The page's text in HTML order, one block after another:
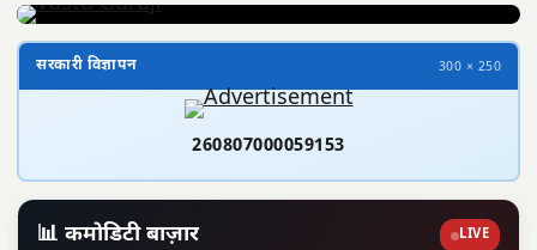
सरकारी विज्ञापन 300 × 250
260807000059153
📊 कमोडिटी बाज़ार LIVE